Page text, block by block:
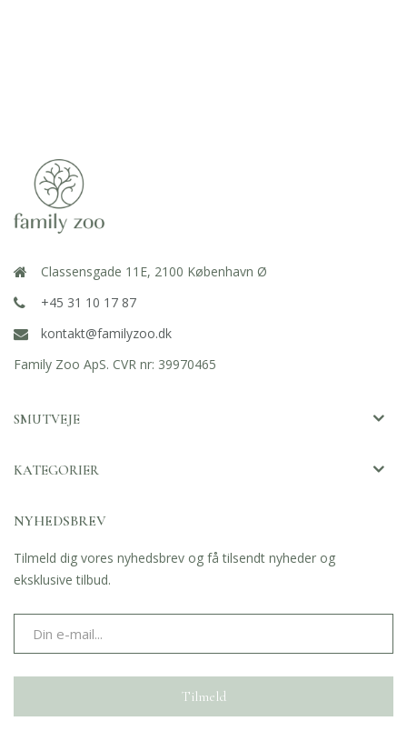
Classensgade 11E, 2100 København Ø
+45 31 10 17 87
kontakt@familyzoo.dk
Family Zoo ApS. CVR nr: 39970465
SMUTVEJE
KATEGORIER
NYHEDSBREV
Tilmeld dig vores nyhedsbrev og få tilsendt nyheder og
eksklusive tilbud.
Tilmeld